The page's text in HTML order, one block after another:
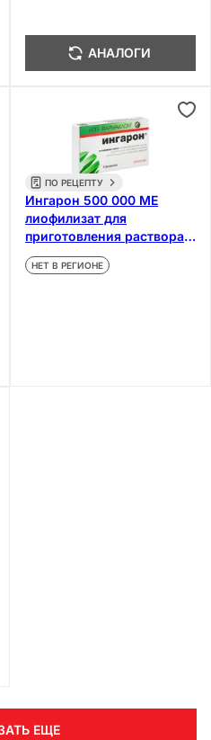
АНАЛОГИ
ПО РЕЦЕПТУ
Ингарон 500 000 МЕ
лиофилизат для
приготовления раствора
для инъекций 5 шт
НЕТ В РЕГИОНЕ
ЕЩЕ